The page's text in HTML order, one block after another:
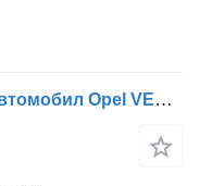
Амортисьор 562400006314 за автомобил Opel VECTRA C Estate